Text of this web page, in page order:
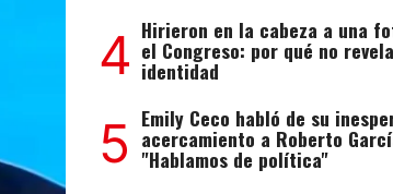
4 Hirieron en la cabeza a una
el Congreso: por qué no
identidad
5 Emily Ceco habló de su
acercamiento a Roberto
"Hablamos de política"